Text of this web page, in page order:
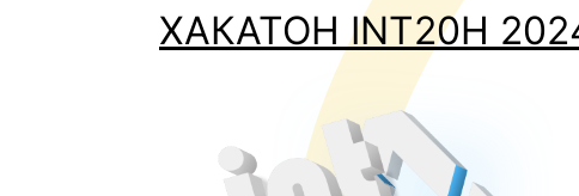
ХАКАТОН INT20H